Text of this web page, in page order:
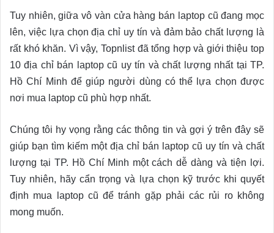
Tuy nhiên, giữa vô vàn cửa hàng bán laptop cũ đang mọc
lên, việc lựa chọn địa chỉ uy tín và đảm bảo chất lượng là
rất khó khăn. Vì vậy, Topnlist đã tổng hợp và giới thiệu top
10 địa chỉ bán laptop cũ uy tín và chất lượng nhất tại TP.
Hồ Chí Minh để giúp người dùng có thể lựa chọn được
nơi mua laptop cũ phù hợp nhất.
Chúng tôi hy vọng rằng các thông tin và gợi ý trên đây sẽ
giúp bạn tìm kiếm một địa chỉ bán laptop cũ uy tín và chất
lượng tại TP. Hồ Chí Minh một cách dễ dàng và tiện lợi.
Tuy nhiên, hãy cẩn trọng và lựa chọn kỹ trước khi quyết
định mua laptop cũ để tránh gặp phải các rủi ro không
mong muốn.